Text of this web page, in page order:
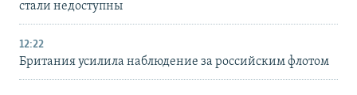
стали недоступны
12:22
Британия усилила наблюдение за российским флотом